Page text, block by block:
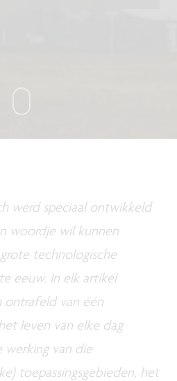
werd speciaal ontwikkeld
woordje wil kunnen
technologische
eeuw. In elk artikel
ontrafeld van één
leven van elke dag
van die
toepassingsgebieden, het